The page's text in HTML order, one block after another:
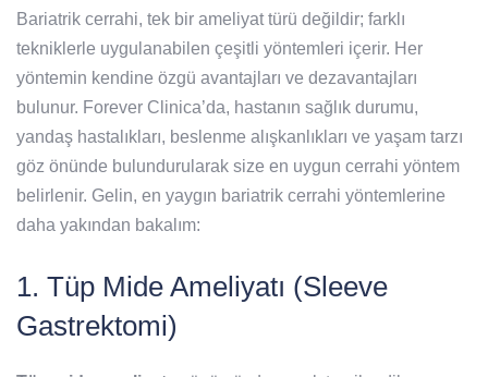
Bariatrik cerrahi, tek bir ameliyat türü değildir; farklı
tekniklerle uygulanabilen çeşitli yöntemleri içerir. Her
yöntemin kendine özgü avantajları ve dezavantajları
bulunur. Forever Clinica’da, hastanın sağlık durumu,
yandaş hastalıkları, beslenme alışkanlıkları ve yaşam tarzı
göz önünde bulundurularak size en uygun cerrahi yöntem
belirlenir. Gelin, en yaygın bariatrik cerrahi yöntemlerine
daha yakından bakalım:
1. Tüp Mide Ameliyatı (Sleeve
Gastrektomi)